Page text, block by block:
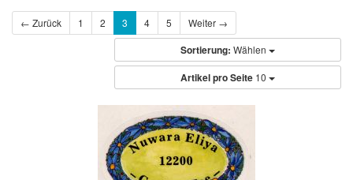
← Zurück 1 2 3 4 5 Weiter →
Sortierung: Wählen
Artikel pro Seite 10